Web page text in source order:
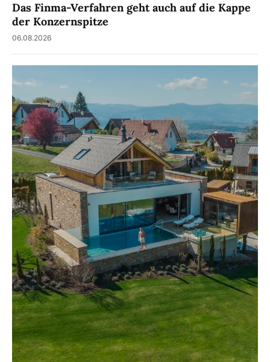
Das Finma-Verfahren geht auch auf die Kappe
der Konzernspitze
06.08.2026